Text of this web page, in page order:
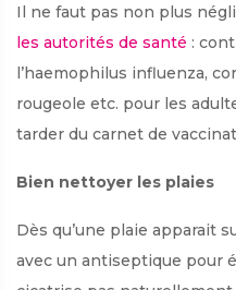
Il ne faut pas non plus
les autorités de santé :
l’haemophilus influenza,
rougeole etc. pour les
tarder du carnet de
Bien nettoyer les plaies
Dès qu’une plaie apparait
avec un antiseptique pour